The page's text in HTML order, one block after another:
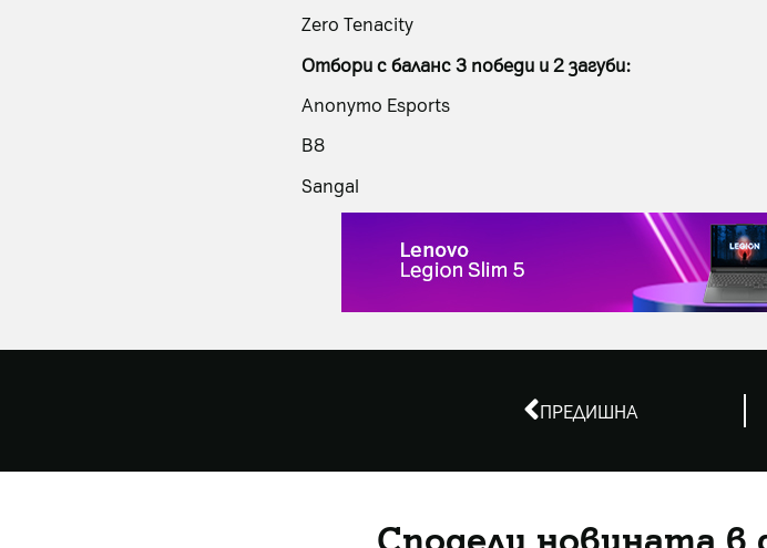
Zero Tenacity
Отбори с баланс 3 победи и 2 загуби:
Anonymo Esports
B8
Sangal
ПРЕДИШНА
Сподели новината в